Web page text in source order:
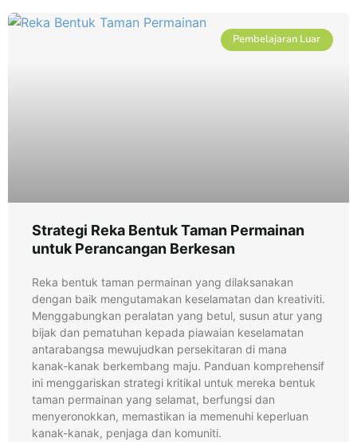
Pembelajaran Luar
Strategi Reka Bentuk Taman Permainan
untuk Perancangan Berkesan
Reka bentuk taman permainan yang dilaksanakan
dengan baik mengutamakan keselamatan dan kreativiti.
Menggabungkan peralatan yang betul, susun atur yang
bijak dan pematuhan kepada piawaian keselamatan
antarabangsa mewujudkan persekitaran di mana
kanak-kanak berkembang maju. Panduan komprehensif
ini menggariskan strategi kritikal untuk mereka bentuk
taman permainan yang selamat, berfungsi dan
menyeronokkan, memastikan ia memenuhi keperluan
kanak-kanak, penjaga dan komuniti.